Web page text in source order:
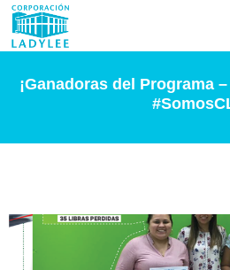
¡Ganadoras del Programa